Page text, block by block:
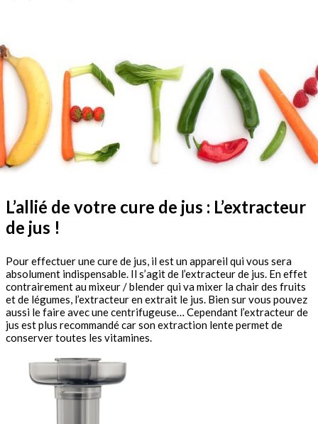
L’allié de votre cure de jus : L’extracteur
de jus !
Pour effectuer une cure de jus, il est un appareil qui vous sera
absolument indispensable. Il s’agit de l’extracteur de jus. En effet
contrairement au mixeur / blender qui va mixer la chair des fruits
et de légumes, l’extracteur en extrait le jus. Bien sur vous pouvez
aussi le faire avec une centrifugeuse… Cependant l’extracteur de
jus est plus recommandé car son extraction lente permet de
conserver toutes les vitamines.